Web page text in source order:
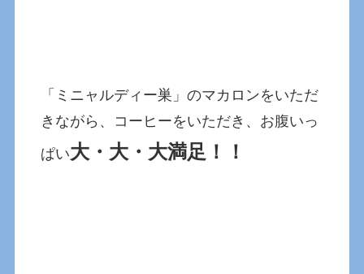
「ミニャルディー巣」のマカロンをいただ
きながら、コーヒーをいただき、お腹いっ
ぱい大・大・大満足！！